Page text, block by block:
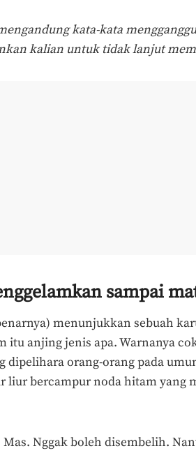
kata-kata
kalian untuk tidak lanjut
sampai
menunjukkan sebuah
itu anjing jenis apa. Warnanya
dipelihara orang-orang pada
liur bercampur noda hitam yang
Nggak boleh disembelih.